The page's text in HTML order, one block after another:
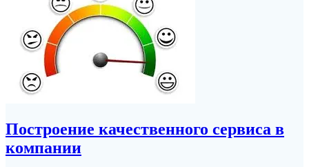
Построение качественного сервиса в
компании